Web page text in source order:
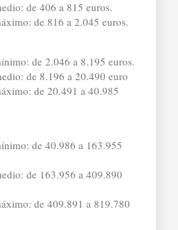
de 406 a 815 euros.
de 816 a 2.045 euros.
de 2.046 a 8.195 euros.
de 8.196 a 20.490 euro
de 20.491 a 40.985
de 40.986 a 163.955
de 163.956 a 409.890
de 409.891 a 819.780